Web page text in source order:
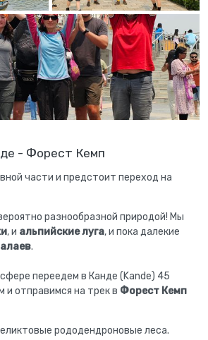
- Форест Кемп
части и предстоит переход на
разнообразной природой! Мы
, и альпийские луга, и пока далекие
.
переедем в Канде (Kande) 45
и отправимся на трек в Форест Кемп
рододендроновые леса.